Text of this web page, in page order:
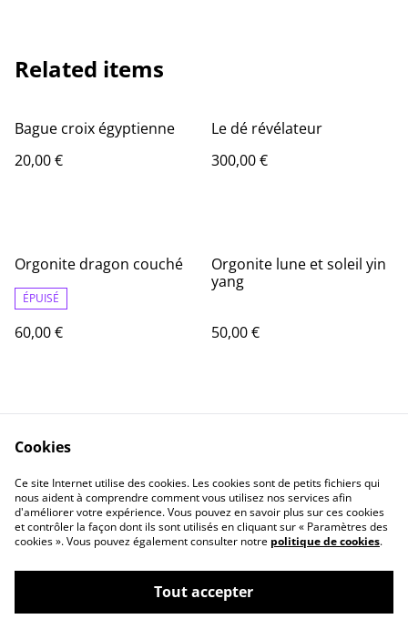
Related items
Bague croix égyptienne
20,00 €
Le dé révélateur
300,00 €
Orgonite dragon couché
ÉPUISÉ
60,00 €
Orgonite lune et soleil yin
yang
50,00 €
Contact
Informations Légale
politique de
confidentialité
Cookie
Cookies
Ce site Internet utilise des cookies. Les cookies sont de petits fichiers qui
nous aident à comprendre comment vous utilisez nos services afin
d'améliorer votre expérience. Vous pouvez en savoir plus sur ces cookies
et contrôler la façon dont ils sont utilisés en cliquant sur « Paramètres des
cookies ». Vous pouvez également consulter notre politique de cookies.
Tout accepter